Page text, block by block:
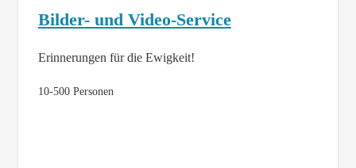
Bilder- und Video-Service
Erinnerungen für die Ewigkeit!
10-500 Personen